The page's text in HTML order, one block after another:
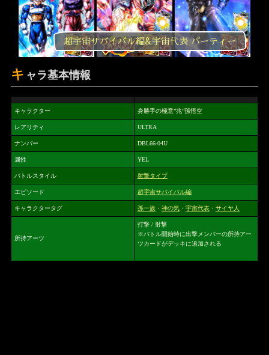
超宇宙サバイバル編&宇宙代表 パーティー
キ ャラ基本情報
キャラクター 身勝手の極意”兆”孫悟空
レアリティ ULTRA
ナンバー DBL66-04U
属性 YEL
バトルスタイル 射撃タイプ
エピソード 超宇宙サバイバル編
キャラクタータグ 孫一族・ 神の気・ 宇宙代表・ サイヤ人
所持アーツ
打撃 / 射撃
※バトル開始時に出撃メンバーの所持アー
ツカードがデッキに追加される